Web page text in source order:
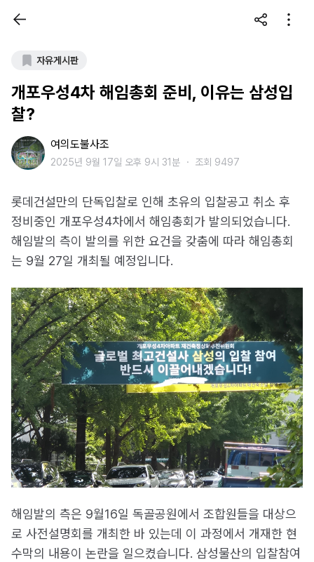
자유게시판
개포우성4차 해임총회 준비, 이유는 삼성입
찰?
여의도불사조
2025년 9월 17일 오후 9시 31분 ・ 조회 9497
롯데건설만의 단독입찰로 인해 초유의 입찰공고 취소 후
정비중인 개포우성4차에서 해임총회가 발의되었습니다.
해임발의 측이 발의를 위한 요건을 갖춤에 따라 해임총회
는 9월 27일 개최될 예정입니다.
해임발의 측은 9월16일 독골공원에서 조합원들을 대상으
로 사전설명회를 개최한 바 있는데 이 과정에서 개재한 현
수막의 내용이 논란을 일으켰습니다. 삼성물산의 입찰참여